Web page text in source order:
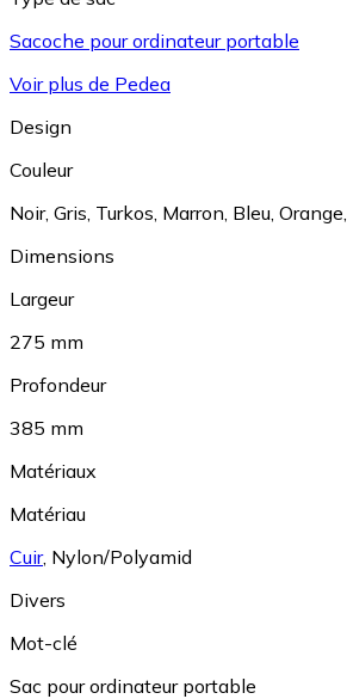
Sacoche pour ordinateur portable
Voir plus de Pedea
Design
Couleur
Noir, Gris, Turkos, Marron, Bleu, Orange,
Dimensions
Largeur
275 mm
Profondeur
385 mm
Matériaux
Matériau
Cuir, Nylon/Polyamid
Divers
Mot-clé
Sac pour ordinateur portable